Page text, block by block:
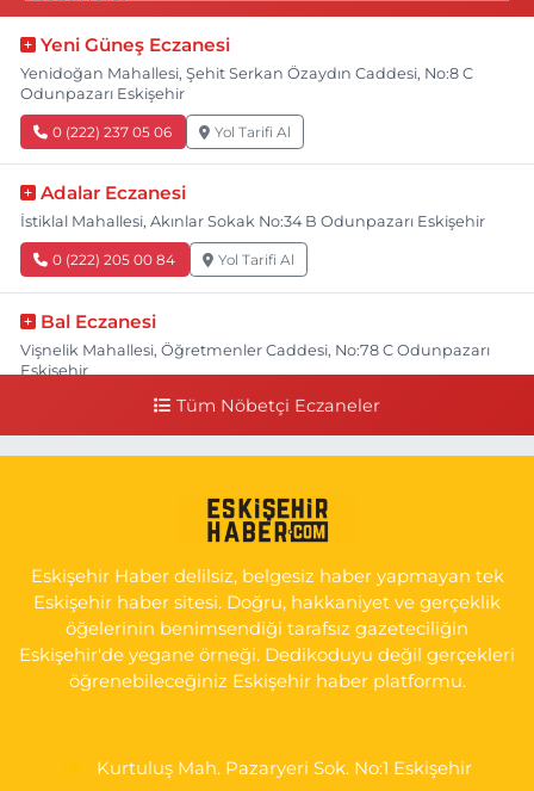
Yeni Güneş Eczanesi
Yenidoğan Mahallesi, Şehit Serkan Özaydın Caddesi, No:8 C
Odunpazarı Eskişehir
0 (222) 237 05 06 Yol Tarifi Al
Adalar Eczanesi
İstiklal Mahallesi, Akınlar Sokak No:34 B Odunpazarı Eskişehir
0 (222) 205 00 84 Yol Tarifi Al
Bal Eczanesi
Vişnelik Mahallesi, Öğretmenler Caddesi, No:78 C Odunpazarı
Eskişehir
0 (222) 225 50 00 Yol Tarifi Al
Gültepe Mahallesi, Halk Caddesi No:107 C Odunpazarı Eskişehir
Yol Tarifi Al
Bizim Eczanesi
Emek Mahallesi, Ertaş Caddesi No:12 A Odunpazarı Eskişehir
0 (222) 250 87 69 Yol Tarifi Al
Tüm Nöbetçi Eczaneler
Eskişehir Haber delilsiz, belgesiz haber yapmayan tek
Eskişehir haber sitesi. Doğru, hakkaniyet ve gerçeklik
öğelerinin benimsendiği tarafsız gazeteciliğin
Eskişehir'de yegane örneği. Dedikoduyu değil gerçekleri
öğrenebileceğiniz Eskişehir haber platformu.
Kurtuluş Mah. Pazaryeri Sok. No:1 Eskişehir